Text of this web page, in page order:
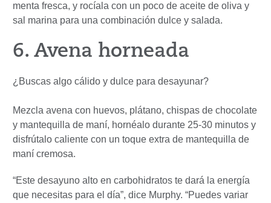
menta fresca, y rocíala con un poco de aceite de oliva y
sal marina para una combinación dulce y salada.
6. Avena horneada
¿Buscas algo cálido y dulce para desayunar?
Mezcla avena con huevos, plátano, chispas de chocolate
y mantequilla de maní, hornéalo durante 25-30 minutos y
disfrútalo caliente con un toque extra de mantequilla de
maní cremosa.
“Este desayuno alto en carbohidratos te dará la energía
que necesitas para el día”, dice Murphy. “Puedes variar